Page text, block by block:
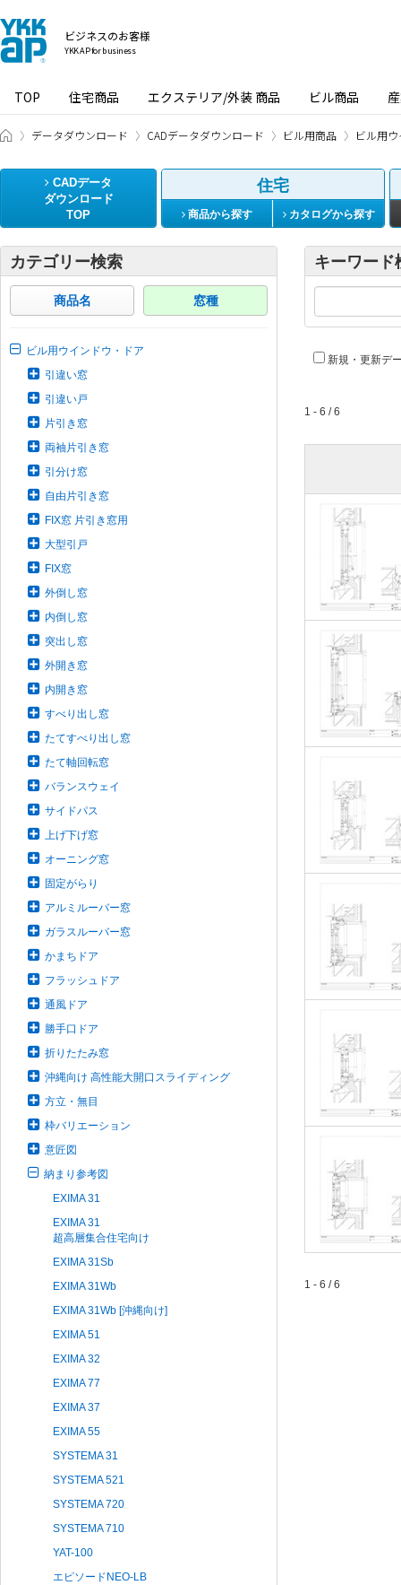
ビジネスのお客様
YKK AP for business
TOP 住宅商品 エクステリア/外装 商品 ビル商品
ビジネスのお客様 HOME
データダウンロード CADデータダウンロード ビル用商品 ビル用
CADデータ
ダウンロード
TOP
住宅
商品から探す カタログから探す
カテゴリー検索
商品名 窓種
ビル用ウインドウ・ドア
引違い窓
引違い戸
片引き窓
両袖片引き窓
引分け窓
自由片引き窓
FIX窓 片引き窓用
大型引戸
FIX窓
外倒し窓
内倒し窓
突出し窓
外開き窓
内開き窓
すべり出し窓
たてすべり出し窓
たて軸回転窓
バランスウェイ
サイドパス
上げ下げ窓
オーニング窓
固定がらり
アルミルーバー窓
ガラスルーバー窓
かまちドア
フラッシュドア
通風ドア
勝手口ドア
折りたたみ窓
沖縄向け 高性能大開口スライディング
方立・無目
枠バリエーション
意匠図
納まり参考図
EXIMA 31
EXIMA 31
超高層集合住宅向け
EXIMA 31Sb
EXIMA 31Wb
EXIMA 31Wb [沖縄向け]
EXIMA 51
EXIMA 32
EXIMA 77
EXIMA 37
EXIMA 55
SYSTEMA 31
SYSTEMA 521
SYSTEMA 720
SYSTEMA 710
YAT-100
エピソードNEO-LB
キーワード
新規・更新デ
1 - 6 / 6
1 - 6 / 6